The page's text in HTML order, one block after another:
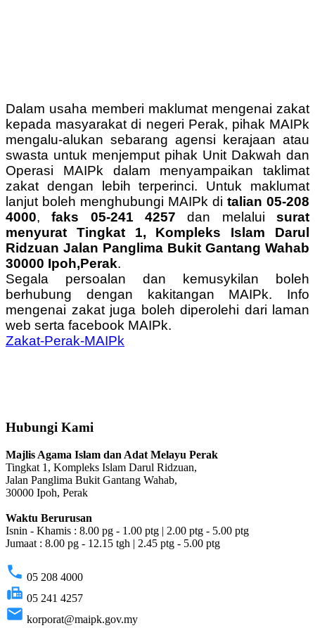
Dalam usaha memberi maklumat mengenai zakat
kepada masyarakat di negeri Perak, pihak MAIPk
mengalu-alukan sebarang agensi kerajaan atau
swasta untuk menjemput pihak Unit Dakwah dan
Operasi MAIPk dalam menyampaikan taklimat
zakat dengan lebih terperinci. Untuk maklumat
lanjut boleh menghubungi MAIPk di talian 05-208
4000,faks 05-241 4257 dan melaluisurat
menyurat Tingkat 1, Kompleks Islam Darul
Ridzuan Jalan Panglima Bukit Gantang Wahab
30000 Ipoh,Perak.
Segala persoalan dan kemusykilan boleh
berhubung dengan kakitangan MAIPk. Info
mengenai zakat juga boleh diperolehi dari laman
web serta facebook MAIPk.
Zakat-Perak-MAIPk
Hubungi Kami
Majlis Agama Islam dan Adat Melayu Perak
Tingkat 1, Kompleks Islam Darul Ridzuan,
Jalan Panglima Bukit Gantang Wahab,
30000 Ipoh, Perak
Waktu Berurusan
Isnin - Khamis : 8.00 pg - 1.00 ptg | 2.00 ptg - 5.00 ptg
Jumaat : 8.00 pg - 12.15 tgh | 2.45 ptg - 5.00 ptg
phone 05 208 4000
fax 05 241 4257
email korporat@maipk.gov.my